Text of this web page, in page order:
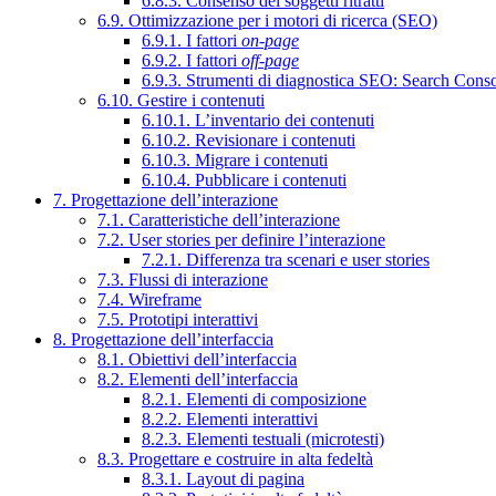
6.9. Ottimizzazione per i motori di ricerca (SEO)
6.9.1. I fattori on-page
6.9.2. I fattori off-page
6.9.3. Strumenti di diagnostica SEO: Search
6.10. Gestire i contenuti
6.10.1. L’inventario dei contenuti
6.10.2. Revisionare i contenuti
6.10.3. Migrare i contenuti
6.10.4. Pubblicare i contenuti
7. Progettazione dell’interazione
7.1. Caratteristiche dell’interazione
7.2. User stories per definire l’interazione
7.2.1. Differenza tra scenari e user stories
7.3. Flussi di interazione
7.4. Wireframe
7.5. Prototipi interattivi
8. Progettazione dell’interfaccia
8.1. Obiettivi dell’interfaccia
8.2. Elementi dell’interfaccia
8.2.1. Elementi di composizione
8.2.2. Elementi interattivi
8.2.3. Elementi testuali (microtesti)
8.3. Progettare e costruire in alta fedeltà
8.3.1. Layout di pagina